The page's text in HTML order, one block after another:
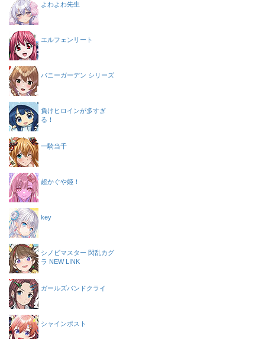
よわよわ先生
エルフェンリート
バニーガーデン シリーズ
負けヒロインが多すぎ
る！
一騎当千
超かぐや姫！
key
シノビマスター 閃乱カグ
ラ NEW LINK
ガールズバンドクライ
シャインポスト